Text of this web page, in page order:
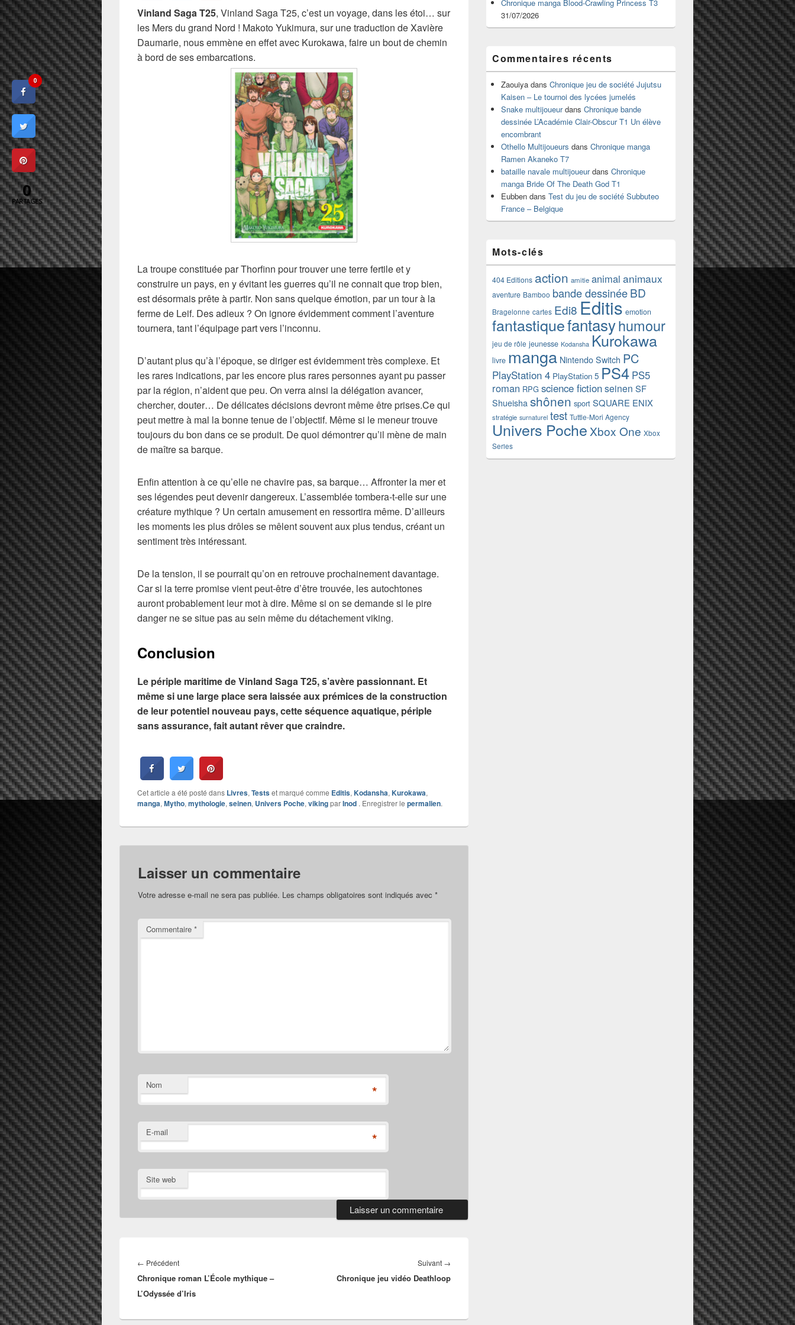
Vinland Saga T25, Vinland Saga T25, c’est un voyage, dans les étoi… sur
les Mers du grand Nord ! Makoto Yukimura, sur une traduction de Xavière
Daumarie, nous emmène en effet avec Kurokawa, faire un bout de chemin
à bord de ses embarcations.
La troupe constituée par Thorfinn pour trouver une terre fertile et y
construire un pays, en y évitant les guerres qu’il ne connait que trop bien,
est désormais prête à partir. Non sans quelque émotion, par un tour à la
ferme de Leif. Des adieux ? On ignore évidemment comment l’aventure
tournera, tant l’équipage part vers l’inconnu.
D’autant plus qu’à l’époque, se diriger est évidemment très complexe. Et
les rares indications, par les encore plus rares personnes ayant pu passer
par la région, n’aident que peu. On verra ainsi la délégation avancer,
chercher, douter… De délicates décisions devront même être prises.Ce qui
peut mettre à mal la bonne tenue de l’objectif. Même si le meneur trouve
toujours du bon dans ce se produit. De quoi démontrer qu’il mène de main
de maître sa barque.
Enfin attention à ce qu’elle ne chavire pas, sa barque… Affronter la mer et
ses légendes peut devenir dangereux. L’assemblée tombera-t-elle sur une
créature mythique ? Un certain amusement en ressortira même. D’ailleurs
les moments les plus drôles se mêlent souvent aux plus tendus, créant un
sentiment très intéressant.
De la tension, il se pourrait qu’on en retrouve prochainement davantage.
Car si la terre promise vient peut-être d’être trouvée, les autochtones
auront probablement leur mot à dire. Même si on se demande si le pire
danger ne se situe pas au sein même du détachement viking.
Conclusion
Le périple maritime de Vinland Saga T25, s’avère passionnant. Et
même si une large place sera laissée aux prémices de la construction
de leur potentiel nouveau pays, cette séquence aquatique, périple
sans assurance, fait autant rêver que craindre.
Cet article a été posté dans Livres, Testset marqué comme Editis, Kodansha, Kurokawa,
manga, Mytho, mythologie, seinen, Univers Poche, vikingparInod . Enregistrer le permalien.
Laisser un commentaire
Votre adresse e-mail ne sera pas publiée. Les champs obligatoires sont indiqués avec *
Commentaire *
Nom *
E-mail *
Site web
de
l’article
← PrécédentArticle
précédent :
Chronique roman L’École mythique –
L’Odyssée d’Iris
Suivant →
suivant :
Chronique jeu vidéo Deathloop
Chronique manga Blood-Crawling Princess T3
31/07/2026
Commentaires récents
Zaouiya dans Chronique jeu de société Jujutsu
Kaisen – Le tournoi des lycées jumelés
Snake multijoueurdans Chronique bande
dessinée L’Académie Clair-Obscur T1 Un élève
encombrant
Othello Multijoueurs dans Chronique manga
Ramen Akaneko T7
bataille navale multijoueurdans Chronique
manga Bride Of The Death God T1
Eubben dans Test du jeu de société Subbuteo
France – Belgique
Mots-clés
404 Editions action amitie animal animaux
aventure Bamboo bande dessinéeBD
Bragelonne cartes Edi8 Editis emotion
fantastiquefantasyhumour
jeu de rôle jeunesse Kodansha Kurokawa
livre manga Nintendo Switch PC
PlayStation 4 PlayStation 5 PS4 PS5
roman RPG science fictionseinen SF
Shueisha shônen sport SQUARE ENIX
stratégie surnaturel test Tuttle-Mori Agency
Univers Poche Xbox One Xbox
Series
0
0
PARTAGES